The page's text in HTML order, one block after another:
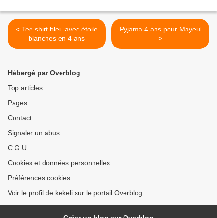
< Tee shirt bleu avec étoile
blanches en 4 ans
Pyjama 4 ans pour Mayeul
>
Hébergé par Overblog
Top articles
Pages
Contact
Signaler un abus
C.G.U.
Cookies et données personnelles
Préférences cookies
Voir le profil de kekeli sur le portail Overblog